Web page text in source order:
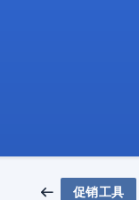
促销工具